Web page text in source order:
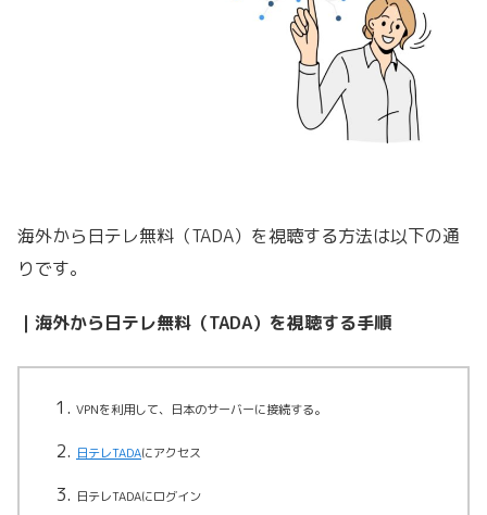
海外から日テレ無料（TADA）を視聴する方法は以下の通
りです。
｜海外から日テレ無料（TADA）を視聴する手順
VPNを利用して、日本のサーバーに接続する。
日テレTADAにアクセス
日テレTADAにログイン